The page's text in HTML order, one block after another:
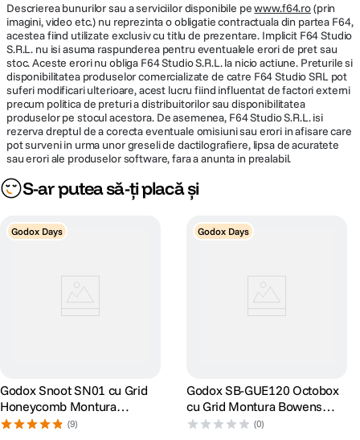
Descrierea bunurilor sau a serviciilor disponibile pewww.f64.ro(prin
imagini, video etc.) nu reprezinta o obligatie contractuala din partea F64,
acestea fiind utilizate exclusiv cu titlu de prezentare. Implicit F64 Studio
S.R.L. nu isi asuma raspunderea pentru eventualele erori de pret sau
stoc. Aceste erori nu obliga F64 Studio S.R.L. la nicio actiune. Preturile si
disponibilitatea produselor comercializate de catre F64 Studio SRL pot
suferi modificari ulterioare, acest lucru fiind influentat de factori externi
precum politica de preturi a distribuitorilor sau disponibilitatea
produselor pe stocul acestora. De asemenea, F64 Studio S.R.L. isi
rezerva dreptul de a corecta eventuale omisiuni sau erori in afisare care
pot surveni in urma unor greseli de dactilografiere, lipsa de acuratete
sau erori ale produselor software, fara a anunta in prealabil.
S-ar putea să-ți placă și
Godox Days
Godox Snoot SN01 cu Grid
Honeycomb Montura
Bowens S
(9)
Godox Days
Godox SB-GUE120 Octobox
cu Grid Montura Bowens
120cm
(0)